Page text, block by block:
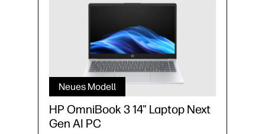
Neues Modell
HP OmniBook 3 14" Laptop Next
Gen AI PC